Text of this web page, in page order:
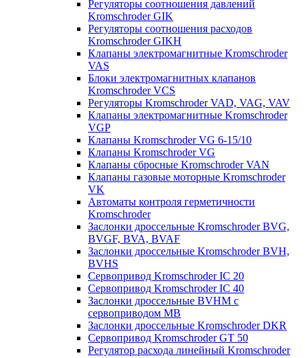
Регуляторы соотношения давлений
Kromschroder GIK
Регуляторы соотношения расходов
Kromschroder GIKH
Клапаны электромагнитные Kromschroder
VAS
Блоки электромагнитных клапанов
Kromschroder VCS
Регуляторы Kromschroder VAD, VAG, VAV
Клапаны электромагнитные Kromschroder
VGP
Клапаны Kromschroder VG 6-15/10
Клапаны Kromschroder VG
Клапаны сбросные Kromschroder VAN
Клапаны газовые моторные Kromschroder
VK
Автоматы контроля герметичности
Kromschroder
Заслонки дроссельные Kromschroder BVG,
BVGF, BVA, BVAF
Заслонки дроссельные Kromschroder BVH,
BVHS
Сервопривод Kromschroder IC 20
Сервопривод Kromschroder IC 40
Заслонки дроссельные BVHM с
сервоприводом МВ
Заслонки дроссельные Kromschroder DKR
Cервопривод Kromschroder GT 50
Регулятор расхода линейный Kromschroder